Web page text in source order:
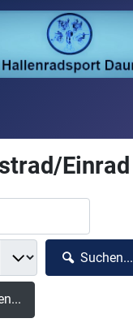
Einrad
Suchen...